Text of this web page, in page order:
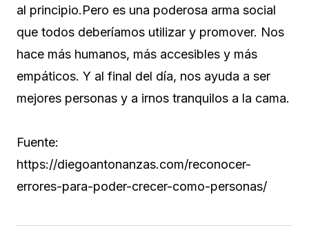
al principio.Pero es una poderosa arma social
que todos deberíamos utilizar y promover. Nos
hace más humanos, más accesibles y más
empáticos. Y al final del día, nos ayuda a ser
mejores personas y a irnos tranquilos a la cama.
Fuente:
https://diegoantonanzas.com/reconocer-
errores-para-poder-crecer-como-personas/